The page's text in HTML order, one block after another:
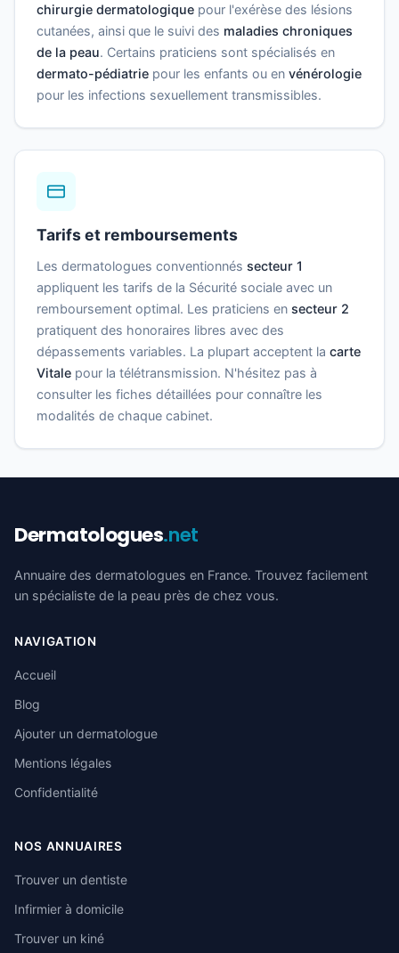
chirurgie dermatologique pour l'exérèse des lésions
cutanées, ainsi que le suivi des maladies chroniques
de la peau. Certains praticiens sont spécialisés en
dermato-pédiatrie pour les enfants ou en vénérologie
pour les infections sexuellement transmissibles.
Tarifs et remboursements
Les dermatologues conventionnés secteur 1
appliquent les tarifs de la Sécurité sociale avec un
remboursement optimal. Les praticiens en secteur 2
pratiquent des honoraires libres avec des
dépassements variables. La plupart acceptent la carte
Vitale pour la télétransmission. N'hésitez pas à
consulter les fiches détaillées pour connaître les
modalités de chaque cabinet.
Dermatologues.net
Annuaire des dermatologues en France. Trouvez facilement
un spécialiste de la peau près de chez vous.
NAVIGATION
Accueil
Blog
Ajouter un dermatologue
Mentions légales
Confidentialité
NOS ANNUAIRES
Trouver un dentiste
Infirmier à domicile
Trouver un kiné